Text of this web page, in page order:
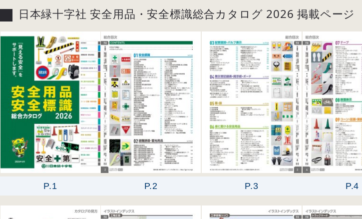
日本緑十字社 安全用品・安全標識総合カタログ 2026 掲載ページ
P.1 P.2 P.3 P.4